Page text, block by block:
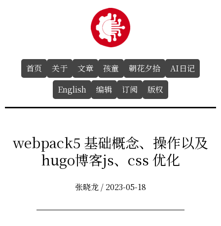
首页 关于 文章 孩童 朝花夕拾
AI日记
English
编辑 订阅 版权
webpack5 基础概念、操作以及
hugo博客js、css 优化
张晓龙 / 2023-05-18